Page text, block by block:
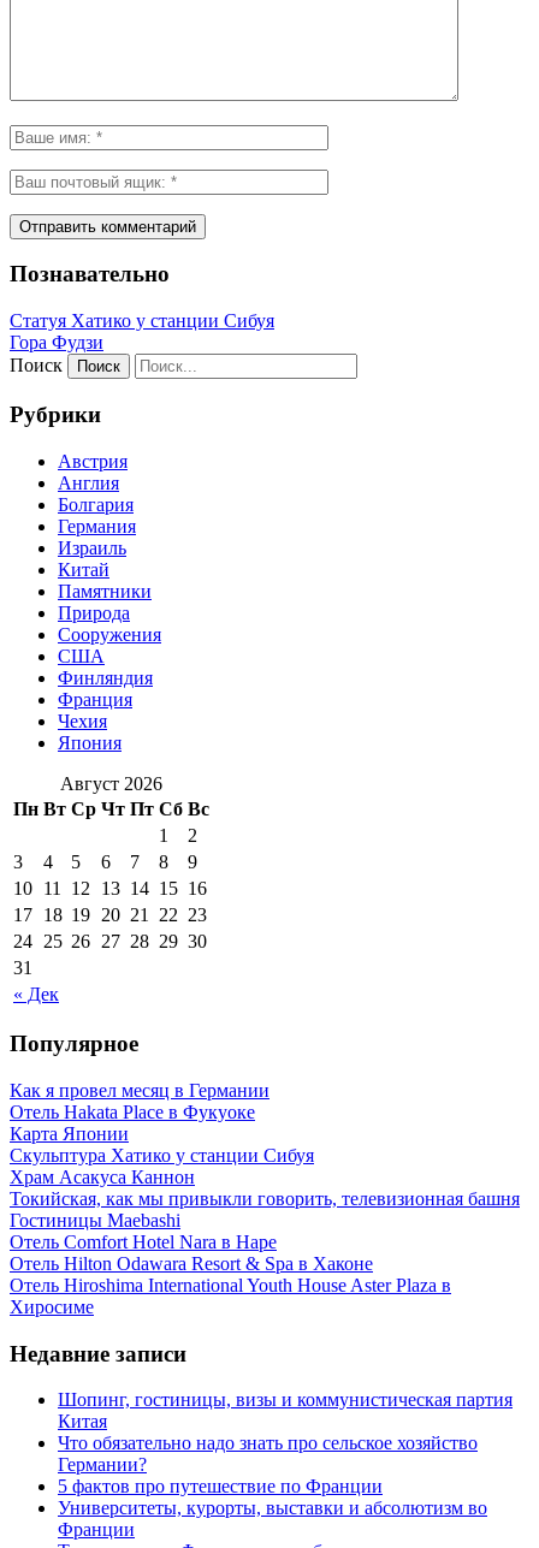
Познавательно
Статуя Хатико у станции Сибуя
Гора Фудзи
Поиск
Рубрики
Австрия
Англия
Болгария
Германия
Израиль
Китай
Памятники
Природа
Сооружения
США
Финляндия
Франция
Чехия
Япония
Август 2026
Пн Вт Ср Чт Пт Сб Вс
« Дек
1
2
3
4 5 6 7 8
9
10 11 12 13 14 15 16
17 18 19 20 21 22 23
24 25 26 27 28 29 30
31
Популярное
Как я провел месяц в Германии
Отель Hakata Place в Фукуоке
Карта Японии
Скульптура Хатико у станции Сибуя
Храм Асакуса Каннон
Токийская, как мы привыкли говорить, телевизионная башня
Гостиницы Maebashi
Отель Comfort Hotel Nara в Наре
Отель Hilton Odawara Resort & Spa в Хаконе
Отель Hiroshima International Youth House Aster Plaza в
Хиросиме
Недавние записи
Шопинг, гостиницы, визы и коммунистическая партия
Китая
Что обязательно надо знать про сельское хозяйство
Германии?
5 фактов про путешествие по Франции
Университеты, курорты, выставки и абсолютизм во
Франции